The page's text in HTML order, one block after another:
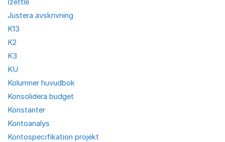
Izettle
Justera avskrivning
K13
K2
K3
KU
Kolumner huvudbok
Konsolidera budget
Konstanter
Kontoanalys
Kontospecifikation projekt